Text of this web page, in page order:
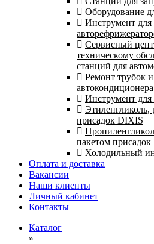
Оборудование
Инструмент для
Сервисный
техническому
станций для
Ремонт трубок
Инструмент для
Этиленгликоль,
присадок DIXIS
пакетом
Холодильный
Оплата и доставка
Вакансии
Наши клиенты
Личный кабинет
Контакты
Каталог
»